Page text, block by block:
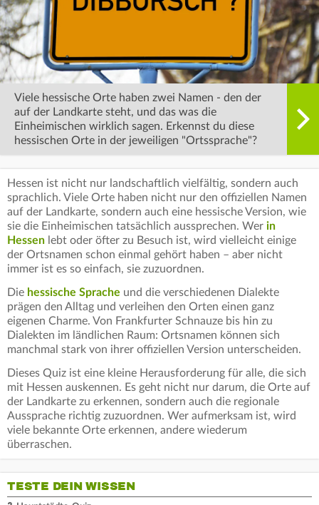
Viele hessische Orte haben zwei Namen - den der
auf der Landkarte steht, und das was die
Einheimischen wirklich sagen. Erkennst du diese
hessischen Orte in der jeweiligen "Ortssprache"?
Hessen ist nicht nur landschaftlich vielfältig, sondern auch
sprachlich. Viele Orte haben nicht nur den offiziellen Namen
auf der Landkarte, sondern auch eine hessische Version, wie
sie die Einheimischen tatsächlich aussprechen. Wer in
Hessen lebt oder öfter zu Besuch ist, wird vielleicht einige
der Ortsnamen schon einmal gehört haben – aber nicht
immer ist es so einfach, sie zuzuordnen.
Die hessische Sprache und die verschiedenen Dialekte
prägen den Alltag und verleihen den Orten einen ganz
eigenen Charme. Von Frankfurter Schnauze bis hin zu
Dialekten im ländlichen Raum: Ortsnamen können sich
manchmal stark von ihrer offiziellen Version unterscheiden.
Dieses Quiz ist eine kleine Herausforderung für alle, die sich
mit Hessen auskennen. Es geht nicht nur darum, die Orte auf
der Landkarte zu erkennen, sondern auch die regionale
Aussprache richtig zuzuordnen. Wer aufmerksam ist, wird
viele bekannte Orte erkennen, andere wiederum
überraschen.
TESTE DEIN WISSEN